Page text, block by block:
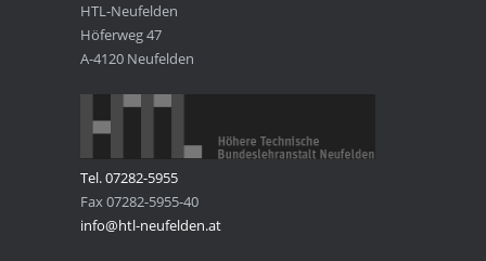
HTL-Neufelden
Höferweg 47
A-4120 Neufelden
Tel. 07282-5955
Fax 07282-5955-40
info@htl-neufelden.at